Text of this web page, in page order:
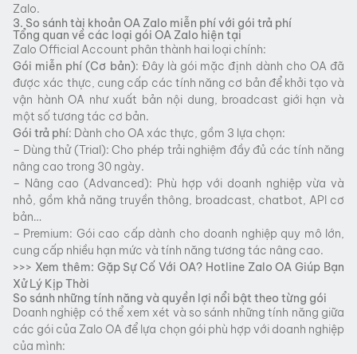
Zalo.
3. So sánh tài khoản OA Zalo miễn phí với gói trả phí
Tổng quan về các loại gói OA Zalo hiện tại
Zalo Official Account phân thành hai loại chính:
Gói miễn phí (Cơ bản): Đây là gói mặc định dành cho OA đã
được xác thực, cung cấp các tính năng cơ bản để khởi tạo và
vận hành OA như xuất bản nội dung, broadcast giới hạn và
một số tương tác cơ bản.
Gói trả phí: Dành cho OA xác thực, gồm 3 lựa chọn:
– Dùng thử (Trial): Cho phép trải nghiệm đầy đủ các tính năng
nâng cao trong 30 ngày.
– Nâng cao (Advanced): Phù hợp với doanh nghiệp vừa và
nhỏ, gồm khả năng truyền thông, broadcast, chatbot, API cơ
bản…
– Premium: Gói cao cấp dành cho doanh nghiệp quy mô lớn,
cung cấp nhiều hạn mức và tính năng tương tác nâng cao.
>>> Xem thêm: Gặp Sự Cố Với OA? Hotline Zalo OA Giúp Bạn
Xử Lý Kịp Thời
So sánh những tính năng và quyền lợi nổi bật theo từng gói
Doanh nghiệp có thể xem xét và so sánh những tính năng giữa
các gói của Zalo OA để lựa chọn gói phù hợp với doanh nghiệp
của mình: